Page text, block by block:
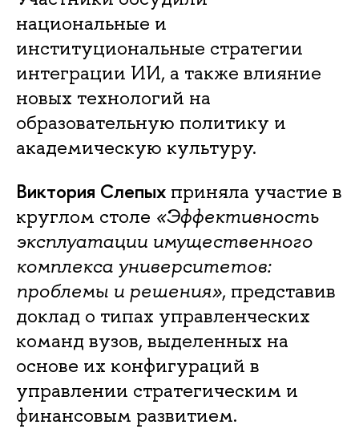
национальные и
институциональные стратегии
интеграции ИИ, а также влияние
новых технологий на
образовательную политику и
академическую культуру.
Виктория Слепых приняла участие в
круглом столе «Эффективность
эксплуатации имущественного
комплекса университетов:
проблемы и решения», представив
доклад о типах управленческих
команд вузов, выделенных на
основе их конфигураций в
управлении стратегическим и
финансовым развитием.